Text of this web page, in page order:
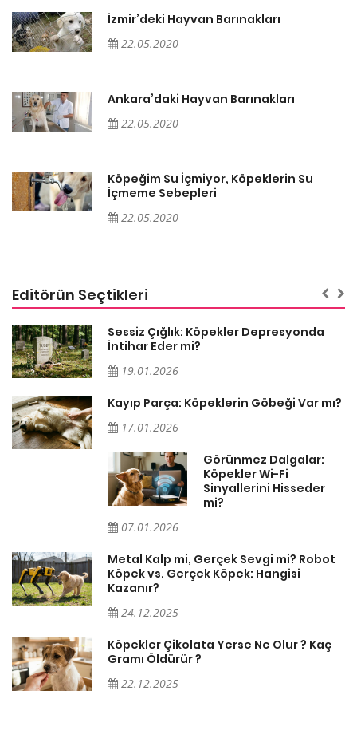
İzmir’deki Hayvan Barınakları
22.05.2020
Ankara’daki Hayvan Barınakları
22.05.2020
Köpeğim Su İçmiyor, Köpeklerin Su
İçmeme Sebepleri
22.05.2020
Editörün Seçtikleri
Sessiz Çığlık: Köpekler Depresyonda
İntihar Eder mi?
19.01.2026
Kayıp Parça: Köpeklerin Göbeği Var mı?
17.01.2026
Görünmez Dalgalar:
Köpekler Wi-Fi
Sinyallerini Hisseder
mi?
07.01.2026
Metal Kalp mi, Gerçek Sevgi mi? Robot
Köpek vs. Gerçek Köpek: Hangisi
Kazanır?
24.12.2025
Köpekler Çikolata Yerse Ne Olur ? Kaç
Gramı Öldürür ?
22.12.2025